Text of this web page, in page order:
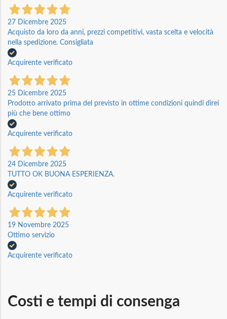
27 Dicembre 2025
Acquisto da loro da anni, prezzi competitivi, vasta scelta e velocità
nella spedizione. Consigliata
Acquirente verificato
25 Dicembre 2025
Prodotto arrivato prima del previsto in ottime condizioni quindi direi
più che bene ottimo
Acquirente verificato
24 Dicembre 2025
TUTTO OK BUONA ESPERIENZA.
Acquirente verificato
19 Novembre 2025
Ottimo servizio
Acquirente verificato
Costi e tempi di consenga